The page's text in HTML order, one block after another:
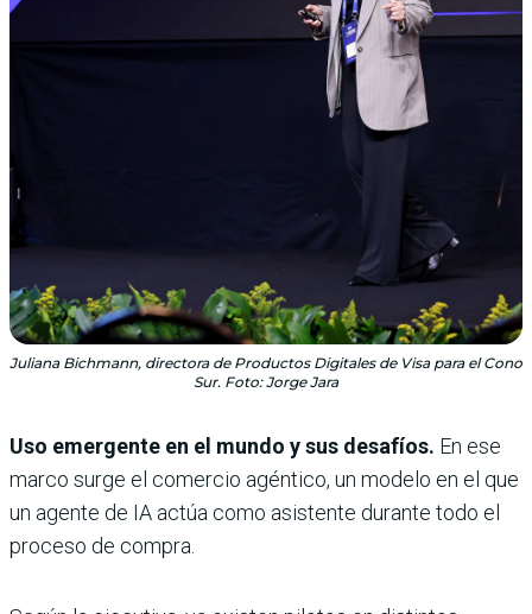
Juliana Bichmann, directora de Productos Digitales de Visa para el Cono
Sur. Foto: Jorge Jara
Uso emergente en el mundo y sus desafíos. En ese
marco surge el comercio agéntico, un modelo en el que
un agente de IA actúa como asistente durante todo el
proceso de compra.